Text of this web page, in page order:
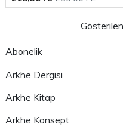
Abonelik
Arkhe Dergisi
Arkhe Kitap
Arkhe Konsept